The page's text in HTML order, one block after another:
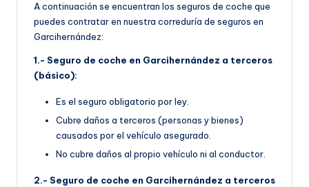
A continuación se encuentran los seguros de coche que
puedes contratar en nuestra correduría de seguros en
Garcihernández:
1.- Seguro de coche en Garcihernández a terceros
(básico):
Es el seguro obligatorio por ley.
Cubre daños a terceros (personas y bienes)
causados por el vehículo asegurado.
No cubre daños al propio vehículo ni al conductor.
2.- Seguro de coche en Garcihernández a terceros